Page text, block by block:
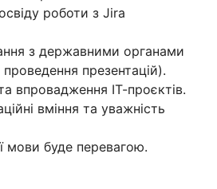
роботи з Jira
з державними органами
проведення презентацій).
впровадження ІТ-проєктів.
вміння та уважність
мови буде перевагою.